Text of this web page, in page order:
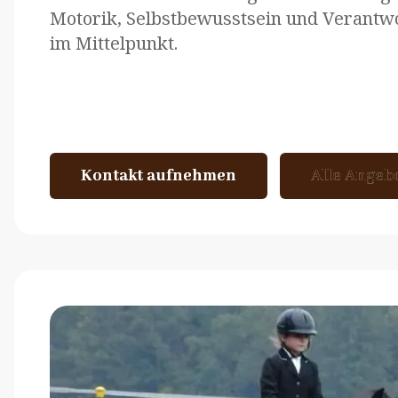
Motorik, Selbstbewusstsein und
im Mittelpunkt.
Kontakt aufnehmen
Kontakt aufnehmen Alle
Alle